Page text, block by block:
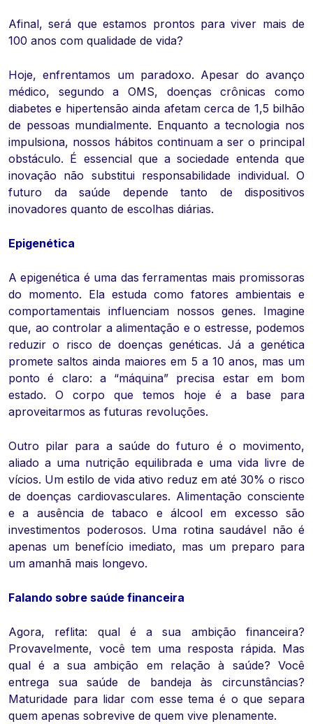
Afinal, será que estamos prontos para viver mais de
100 anos com qualidade de vida?
Hoje, enfrentamos um paradoxo. Apesar do avanço
médico, segundo a OMS, doenças crônicas como
diabetes e hipertensão ainda afetam cerca de 1,5 bilhão
de pessoas mundialmente. Enquanto a tecnologia nos
impulsiona, nossos hábitos continuam a ser o principal
obstáculo. É essencial que a sociedade entenda que
inovação não substitui responsabilidade individual. O
futuro da saúde depende tanto de dispositivos
inovadores quanto de escolhas diárias.
Epigenética
A epigenética é uma das ferramentas mais promissoras
do momento. Ela estuda como fatores ambientais e
comportamentais influenciam nossos genes. Imagine
que, ao controlar a alimentação e o estresse, podemos
reduzir o risco de doenças genéticas. Já a genética
promete saltos ainda maiores em 5 a 10 anos, mas um
ponto é claro: a “máquina” precisa estar em bom
estado. O corpo que temos hoje é a base para
aproveitarmos as futuras revoluções.
Outro pilar para a saúde do futuro é o movimento,
aliado a uma nutrição equilibrada e uma vida livre de
vícios. Um estilo de vida ativo reduz em até 30% o risco
de doenças cardiovasculares. Alimentação consciente
e a ausência de tabaco e álcool em excesso são
investimentos poderosos. Uma rotina saudável não é
apenas um benefício imediato, mas um preparo para
um amanhã mais longevo.
Falando sobre saúde financeira
Agora, reflita: qual é a sua ambição financeira?
Provavelmente, você tem uma resposta rápida. Mas
qual é a sua ambição em relação à saúde? Você
entrega sua saúde de bandeja às circunstâncias?
Maturidade para lidar com esse tema é o que separa
quem apenas sobrevive de quem vive plenamente.